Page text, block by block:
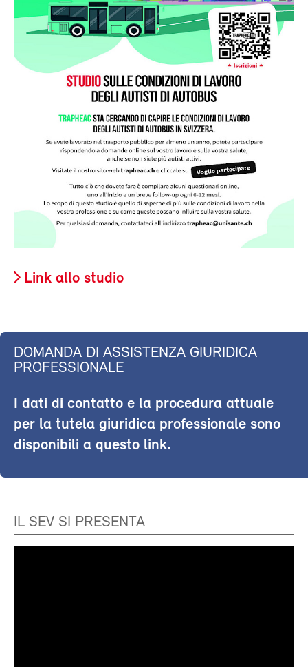
Link allo studio
DOMANDA DI ASSISTENZA GIURIDICA
PROFESSIONALE
I dati di contatto e la procedura attuale
per la tutela giuridica professionale sono
disponibili a questo link.
IL SEV SI PRESENTA